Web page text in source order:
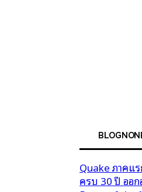
Quake ภาคแ
ครบ 30 ปี ออ